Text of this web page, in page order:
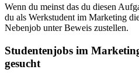
Wenn du meinst das du diesen
du als Werkstudent im Marketing
Nebenjob unter Beweis zustellen.
Studentenjobs im
gesucht